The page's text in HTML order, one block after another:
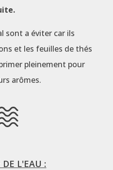
sont a éviter car ils
et les feuilles de thés
pleinement pour
arômes.
L'EAU :